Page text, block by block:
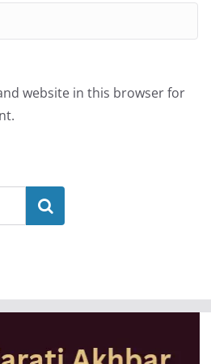
website in this browser for
Search